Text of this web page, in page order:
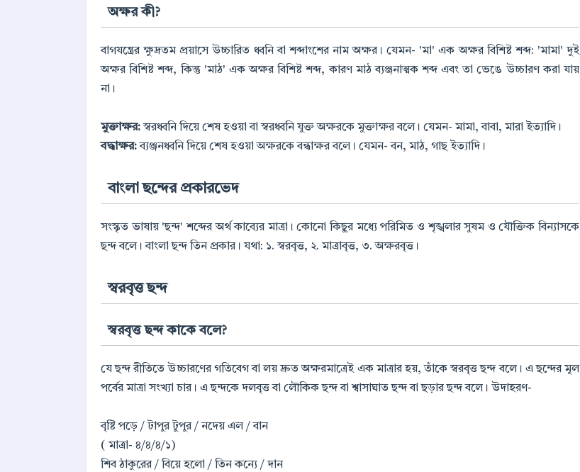
অক্ষর কী?
বাগযন্ত্রের ক্ষুদ্রতম প্রয়াসে উচ্চারিত ধ্বনি বা শব্দাংশের নাম অক্ষর। যেমন- 'মা' এক অক্ষর বিশিষ্ট শব্দ: 'মামা' দুই
অক্ষর বিশিষ্ট শব্দ, কিন্তু 'মাঠ' এক অক্ষর বিশিষ্ট শব্দ, কারণ মাঠ ব্যঞ্জনাত্মক শব্দ এবং তা ভেঙে উচ্চারণ করা যায়
না।
মুক্তাক্ষর:স্বরধ্বনি দিয়ে শেষ হওয়া বা স্বরধ্বনি যুক্ত অক্ষরকে মুক্তাক্ষর বলে। যেমন- মামা, বাবা, মারা ইত্যাদি।
বদ্ধাক্ষর:ব্যঞ্জনধ্বনি দিয়ে শেষ হওয়া অক্ষরকে বন্ধাক্ষর বলে। যেমন- বন, মাঠ, গাছ ইত্যাদি।
বাংলা ছন্দের প্রকারভেদ
সংস্কৃত ভাষায় 'ছন্দ' শব্দের অর্থ কাব্যের মাত্রা। কোনো কিছুর মধ্যে পরিমিত ও শৃঙ্খলার সুষম ও যৌক্তিক বিন্যাসকে
ছন্দ বলে। বাংলা ছন্দ তিন প্রকার। যথা: ১. স্বরবৃত্ত, ২. মাত্রাবৃত্ত, ৩. অক্ষরবৃত্ত।
স্বরবৃত্ত ছন্দ
স্বরবৃত্ত ছন্দ কাকে বলে?
যে ছন্দ রীতিতে উচ্চারণের গতিবেগ বা লয় দ্রুত অক্ষরমাত্রেই এক মাত্রার হয়, তাঁকে স্বরবৃত্ত ছন্দ বলে। এ ছন্দের মূল
পর্বের মাত্রা সংখ্যা চার। এ ছন্দকে দলবৃত্ত বা লৌকিক ছন্দ বা শ্বাসাঘাত ছন্দ বা ছড়ার ছন্দ বলে। উদাহরণ-
বৃষ্টি পড়ে / টাপুর টুপুর / নদেয় এল / বান
( মাত্রা- ৪/৪/৪/১)
শিব ঠাকুরের / বিয়ে হলো / তিন কন্যে / দান